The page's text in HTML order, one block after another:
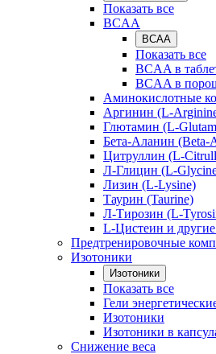
Показать все
BCAA
BCAA
Показать все
BCAA в
BCAA в
Аминокислотные
Аргинин (L-
Глютамин (L-
Бета-Аланин (Beta-
Цитруллин (L-
Л-Глицин (L-
Лизин (L-Lysine)
Таурин (Taurine)
Л-Тирозин (L-
L-Цистеин и
Предтренировочные
Изотоники
Изотоники
Показать все
Гели
Изотоники
Изотоники в
Снижение веса